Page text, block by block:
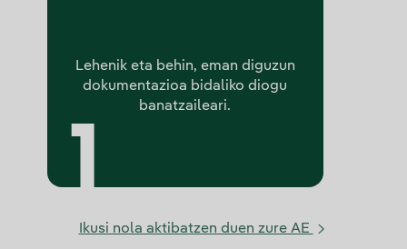
Lehenik eta behin, eman diguzun
dokumentazioa bidaliko diogu
banatzaileari.
Ikusi nola aktibatzen duen zure AE